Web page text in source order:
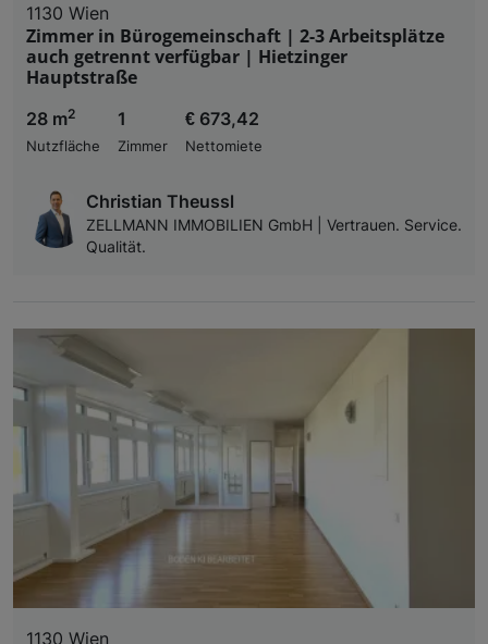
1130 Wien
Zimmer in Bürogemeinschaft | 2-3 Arbeitsplätze
auch getrennt verfügbar | Hietzinger
Hauptstraße
28 m2
Nutzfläche
1
Zimmer
€ 673,42
Nettomiete
Christian Theussl
ZELLMANN IMMOBILIEN GmbH | Vertrauen. Service.
Qualität.
1130 Wien